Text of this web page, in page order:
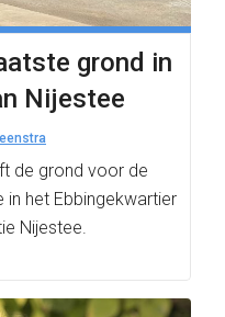
grond in
Nijestee
de grond voor de
het Ebbingekwartier
Nijestee.